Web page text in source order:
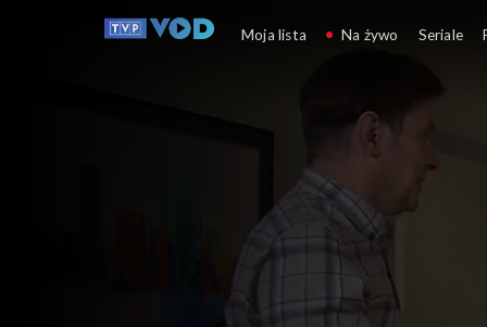
Klan
Moja lista Na żywo Seriale